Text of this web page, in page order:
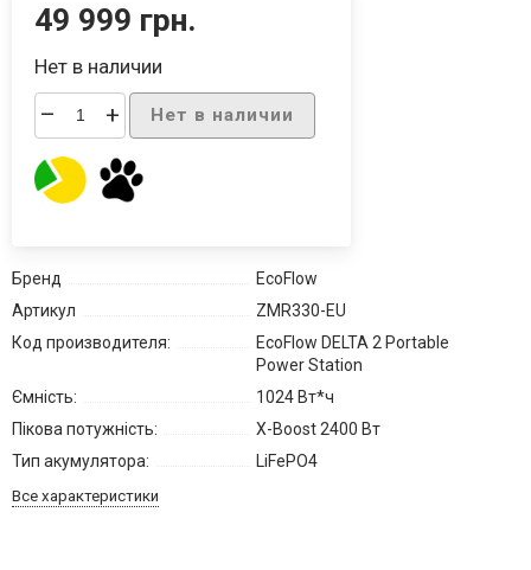
49 999 грн.
Нет в наличии
– + Нет в наличии
Бренд
EcoFlow
Артикул
ZMR330-EU
Код производителя:
EcoFlow DELTA 2 Portable
Power Station
Ємність:
1024 Вт*ч
Пікова потужність:
X-Boost 2400 Вт
Тип акумулятора:
LiFePO4
Все характеристики